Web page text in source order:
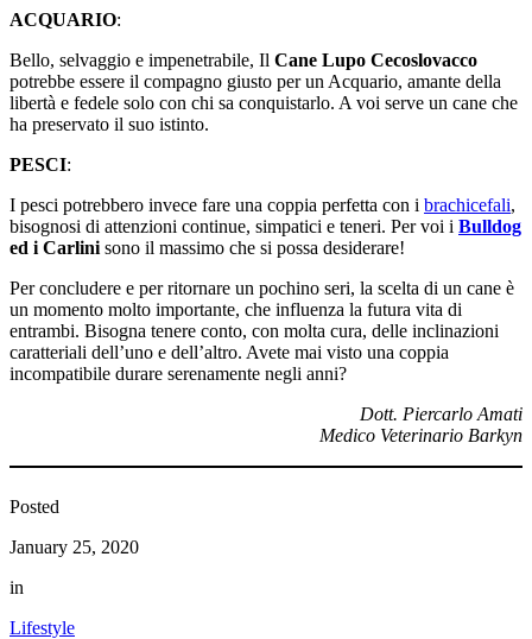
ACQUARIO:
Bello, selvaggio e impenetrabile, Il Cane Lupo Cecoslovacco
potrebbe essere il compagno giusto per un Acquario, amante della
libertà e fedele solo con chi sa conquistarlo. A voi serve un cane che
ha preservato il suo istinto.
PESCI:
I pesci potrebbero invece fare una coppia perfetta con i brachicefali,
bisognosi di attenzioni continue, simpatici e teneri. Per voi i Bulldog
ed i Carlini sono il massimo che si possa desiderare!
Per concludere e per ritornare un pochino seri, la scelta di un cane è
un momento molto importante, che influenza la futura vita di
entrambi. Bisogna tenere conto, con molta cura, delle inclinazioni
caratteriali dell’uno e dell’altro. Avete mai visto una coppia
incompatibile durare serenamente negli anni?
Dott. Piercarlo Amati
Medico Veterinario Barkyn
Posted
January 25, 2020
in
Lifestyle